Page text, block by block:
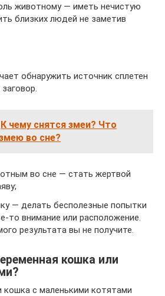
животному — иметь нечистую
близких людей не заметив
обнаружить источник сплетен
К чему снятся змеи? Что
во сне?
во сне — стать жертвой
— делать бесполезные попытки
то внимание или расположение.
результата вы не получите.
кошка или
кошка с маленькими котятами